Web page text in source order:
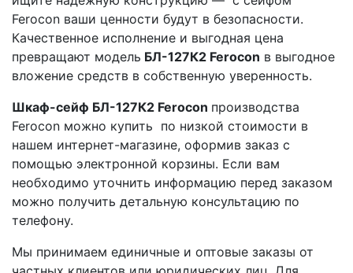
Ferocon ваши ценности будут в безопасности.
Качественное исполнение и выгодная цена
превращают модель БЛ-127К2​ Ferocon в выгодное
вложение средств в собственную уверенность.
Шкаф-сейф БЛ-127К2​ Ferocon производства
Ferocon можно купить по низкой стоимости в
нашем интернет-магазине, оформив заказ с
помощью электронной корзины. Если вам
необходимо уточнить информацию перед заказом
можно получить детальную консультацию по
телефону.
Мы принимаем единичные и оптовые заказы от